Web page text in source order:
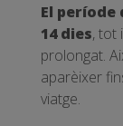
El període
14 dies, tot
prolongat.
aparèixer
viatge.